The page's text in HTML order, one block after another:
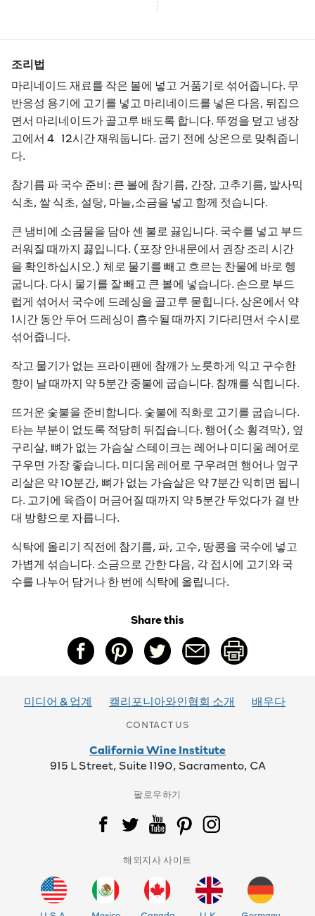
조리법
마리네이드 재료를 작은 볼에 넣고 거품기로 섞어줍니다. 무
반응성 용기에 고기를 넣고 마리네이드를 넣은 다음, 뒤집으
면서 마리네이드가 골고루 배도록 합니다. 뚜껑을 덮고 냉장
고에서 4~12시간 재워둡니다. 굽기 전에 상온으로 맞춰줍니
다.
참기름 파 국수 준비: 큰 볼에 참기름, 간장, 고추기름, 발사믹
식초, 쌀 식초, 설탕, 마늘,소금을 넣고 함께 젓습니다.
큰 냄비에 소금물을 담아 센 불로 끓입니다. 국수를 넣고 부드
러워질 때까지 끓입니다. (포장 안내문에서 권장 조리 시간
을 확인하십시오.) 체로 물기를 빼고 흐르는 찬물에 바로 헹
굽니다. 다시 물기를 잘 빼고 큰 볼에 넣습니다. 손으로 부드
럽게 섞어서 국수에 드레싱을 골고루 묻힙니다. 상온에서 약
1시간 동안 두어 드레싱이 흡수될 때까지 기다리면서 수시로
섞어줍니다.
작고 물기가 없는 프라이팬에 참깨가 노릇하게 익고 구수한
향이 날 때까지 약 5분간 중불에 굽습니다. 참깨를 식힙니다.
뜨거운 숯불을 준비합니다. 숯불에 직화로 고기를 굽습니다.
타는 부분이 없도록 적당히 뒤집습니다. 행어(소 횡격막), 옆
구리살, 뼈가 없는 가슴살 스테이크는 레어나 미디움 레어로
구우면 가장 좋습니다. 미디움 레어로 구우려면 행어나 옆구
리살은 약 10분간, 뼈가 없는 가슴살은 약 7분간 익히면 됩니
다. 고기에 육즙이 머금어질 때까지 약 5분간 두었다가 결 반
대 방향으로 자릅니다.
식탁에 올리기 직전에 참기름, 파, 고수, 땅콩을 국수에 넣고
가볍게 섞습니다. 소금으로 간한 다음, 각 접시에 고기와 국
수를 나누어 담거나 한 번에 식탁에 올립니다.
Share this
미디어 & 업계 캘리포니아와인협회 소개 배우다
CONTACT US
California Wine Institute
915 L Street, Suite 1190, Sacramento, CA
팔로우하기
해외지사 사이트